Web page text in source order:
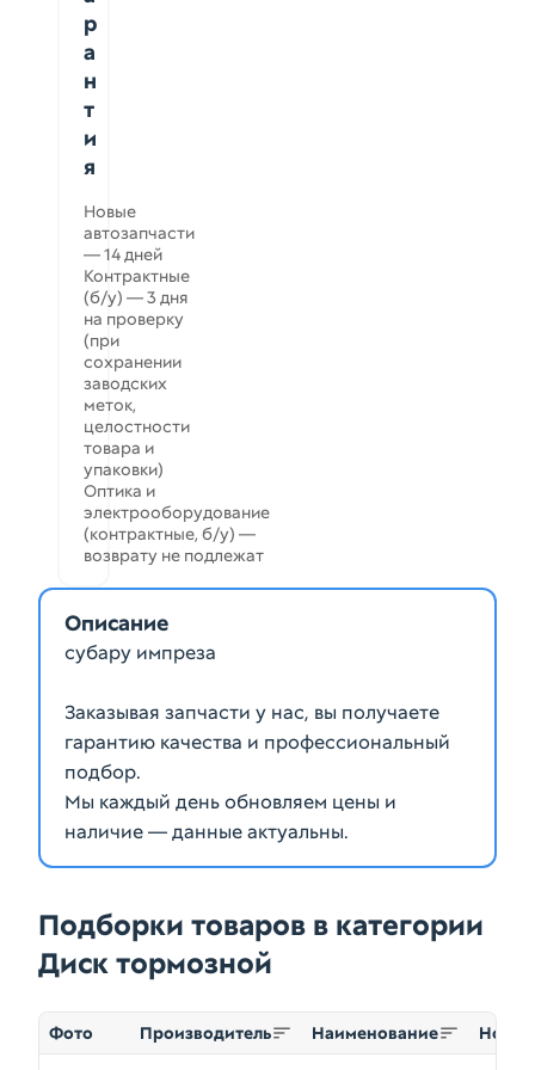
р
а
н
т
и
я
Новые
автозапчасти
— 14 дней
Контрактные
(б/у) — 3 дня
на проверку
(при
сохранении
заводских
меток,
целостности
товара и
упаковки)
Оптика и
электрооборудование
(контрактные, б/у) —
возврату не подлежат
Описание
субару импреза
Заказывая запчасти у нас, вы получаете
гарантию качества и профессиональный
подбор.
Мы каждый день обновляем цены и
наличие — данные актуальны.
Подборки товаров в категории
Диск тормозной
Фото Производитель Наименование Номер